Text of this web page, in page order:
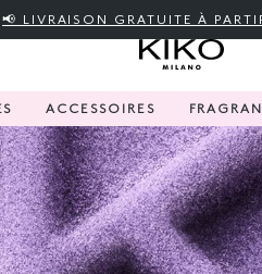
📢 LIVRAISON GRATUITE À
ACCESSOIRES